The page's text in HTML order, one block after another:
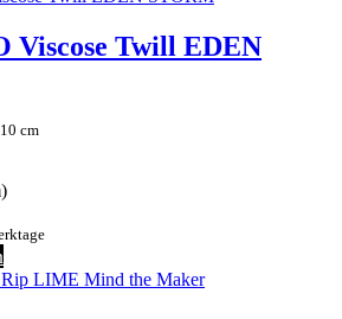
Viscose Twill EDEN
cm